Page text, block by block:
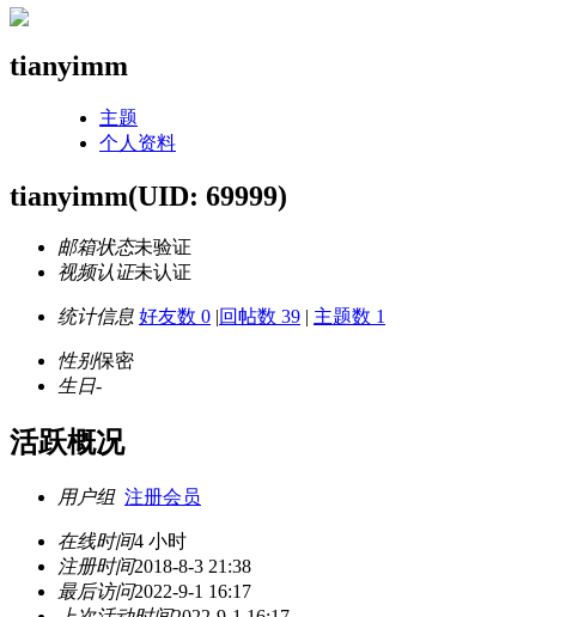
tianyimm
主题
个人资料
tianyimm(UID: 69999)
邮箱状态未验证
视频认证未认证
统计信息 好友数 0 |回帖数 39 | 主题数 1
性别保密
生日-
活跃概况
用户组 注册会员
在线时间4 小时
注册时间2018-8-3 21:38
最后访问2022-9-1 16:17